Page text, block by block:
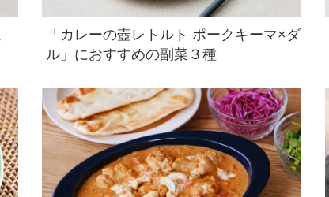
「カレーの壺レトルト ポークキーマ×ダ
ル」におすすめの副菜３種